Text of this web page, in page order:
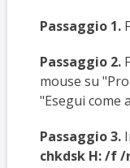
Passaggio 1.
Passaggio 2.
mouse su
"Esegui come
Passaggio 3.
chkdsk H: /f /